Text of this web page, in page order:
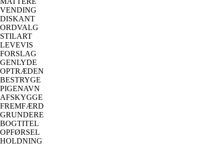
VENDING
DISKANT
ORDVALG
STILART
LEVEVIS
FORSLAG
GENLYDE
OPTRÆDEN
BESTRYGE
PIGENAVN
AFSKYGGE
FREMFÆRD
GRUNDERE
BOGTITEL
OPFØRSEL
HOLDNING